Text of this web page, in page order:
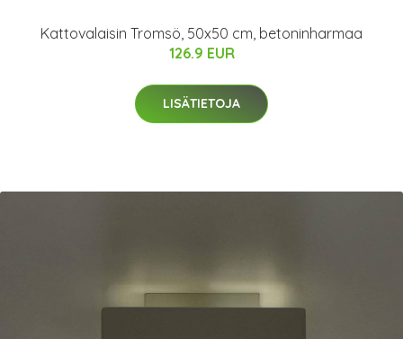
Kattovalaisin Tromsö, 50x50 cm, betoninharmaa
126.9 EUR
LISÄTIETOJA